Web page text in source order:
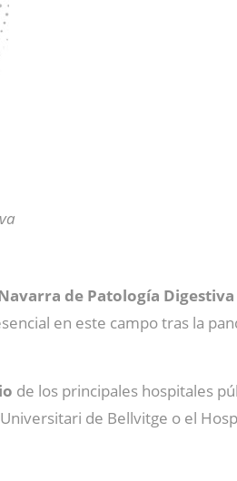
de Patología Digestiva
en este campo tras la
de los principales hospitales
de Bellvitge o el